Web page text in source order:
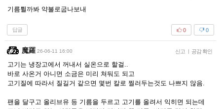
기름튈까봐 약불로굽나보내
답글 0
0
魔羅 26-06-11 16:00 신고 공감 확인
고기는 냉장고에서 꺼내서 실온으로 할걸..
바로 사온거 아니면 소금은 미리 쳐둬도 되고
고기질에 따라서 질길거 같으면 몇번 칼로 찔러두는것도 나쁘지 않음.
팬을 달구고 올리브유 등 기름을 두르고 고기를 올려서 익히면 되는데